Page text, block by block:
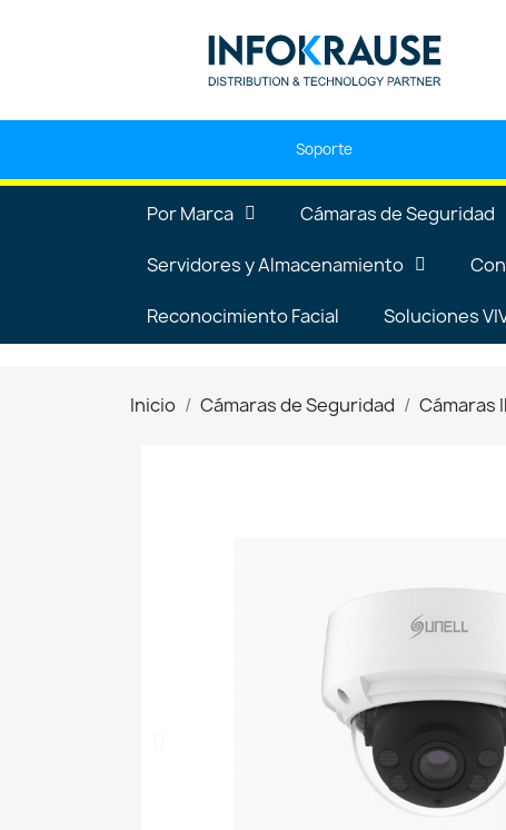
Soporte
Por Marca Cámaras de Seguridad
Servidores y Almacenamiento
Reconocimiento Facial Soluciones
Inicio Cámaras de Seguridad Cámaras